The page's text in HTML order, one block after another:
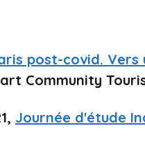
post-covid.
Community
Journée d'étude